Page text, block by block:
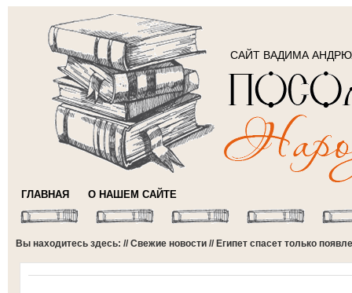
САЙТ ВАДИМА
ГЛАВНАЯ О НАШЕМ САЙТЕ
Вы находитесь здесь: //Свежие новости // Египет спасет только